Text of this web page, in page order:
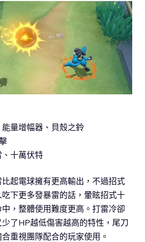
量增幅器、貝殼之鈴
十萬伏特
起電球擁有更高輸出，不過招式
下更多發暴雷的話，暈眩招式十
，整體使用難度更高。打雷冷卻
了HP越低傷害越高的特性，尾刀
重視團隊配合的玩家使用。